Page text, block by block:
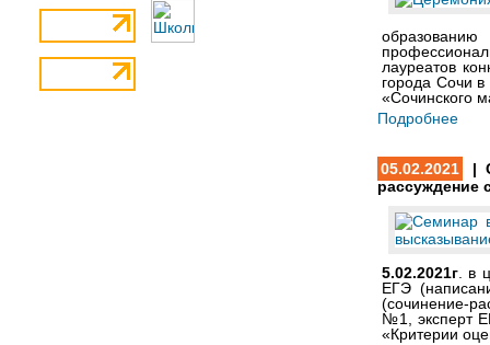
образованию
лауреатов
города Сочи
«Сочинского
Подробнее
05.02.2021
|
рассуждение
5.02.2021г
в
ЕГЭ
(сочинение-
№1,эксперт
«Критерии